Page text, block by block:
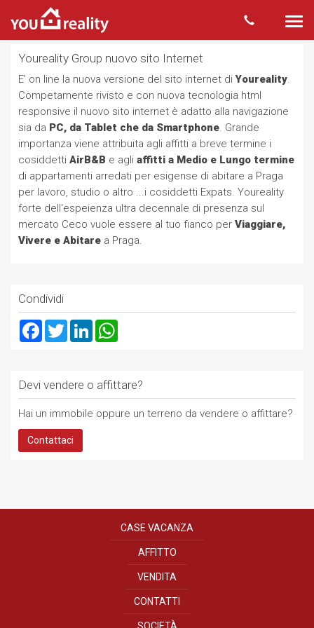
Youreality Group nuovo sito Internet
E' on line la nuova versione del sito internet diYoureality.
Competamente rivisto e con nuova tecnologia html
responsive il nuovo sito internet è adatto alla navigazione
sia da PC, da Tablet che da Smartphone. Grande
importanza viene attribuita agli affitti a breve termine i
cosiddetti AirB&B e agli affitti a Medio e Lungo termine
di appartamenti arredati per esigense di abitare a Praga
per lavoro, studio o altro ...i cosiddetti Expats. Youreality
forte dell'espeienza ultra decennale di presenza sul
mercato Ceco vuole essere al tuo fianco per Viaggiare,
Vivere e Abitare a Praga.
Condividi
Facebook
TwitterLinkedIn
Devi vendere o affittare?
Hai un immobile oppure un terreno da vendere o affittare?
Contattaci
CASE VACANZA
AFFITTO
VENDITA
CONTATTI